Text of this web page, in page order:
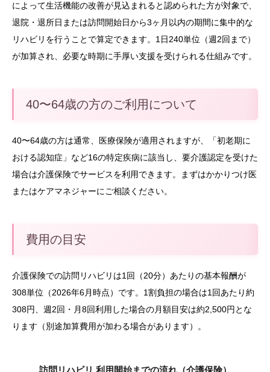
によって生活機能の改善が見込まれると認められた方が対象で、
退院・退所日または訪問開始日から3ヶ月以内の期間に集中的な
リハビリを行うことで算定できます。1日240単位（週2回まで）
が加算され、必要な時期に手厚い支援を受けられる仕組みです。
40〜64歳の方のご利用について
40〜64歳の方は通常、医療保険が適用されますが、「初老期に
おける認知症」など16の特定疾病に該当し、要介護認定を受けた
場合は介護保険でサービスを利用できます。まずはかかりつけ医
またはケアマネジャーにご相談ください。
費用の目安
介護保険での訪問リハビリは1回（20分）あたりの基本報酬が
308単位（2026年6月時点）です。1割負担の場合は1回あたり約
308円、週2回・月8回利用した場合の月額目安は約2,500円とな
ります（別途加算費用が加わる場合があります）。
訪問リハビリ 利用開始までの流れ（介護保険）